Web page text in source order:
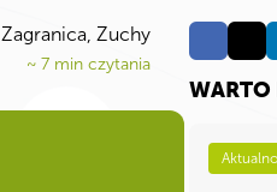
Zagranica Zuchy
~ 7 min czytania
WARTO